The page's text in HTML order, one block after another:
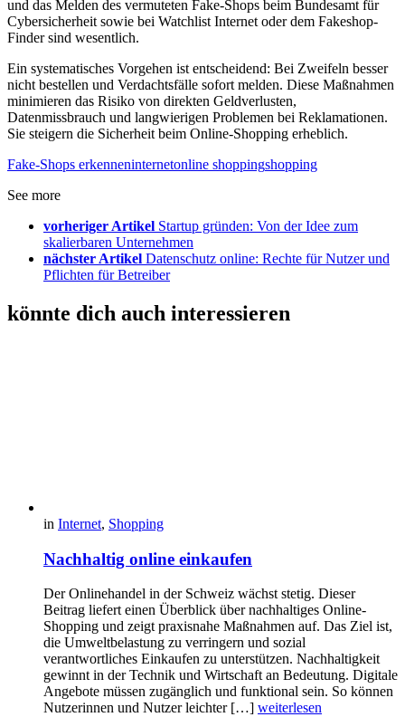
und das Melden des vermuteten Fake-Shops beim Bundesamt für
Cybersicherheit sowie bei Watchlist Internet oder dem Fakeshop-
Finder sind wesentlich.
Ein systematisches Vorgehen ist entscheidend: Bei Zweifeln besser
nicht bestellen und Verdachtsfälle sofort melden. Diese Maßnahmen
minimieren das Risiko von direkten Geldverlusten,
Datenmissbrauch und langwierigen Problemen bei Reklamationen.
Sie steigern die Sicherheit beim Online-Shopping erheblich.
Fake-Shops erkenneninternetonline shoppingshopping
See more
vorheriger Artikel Startup gründen: Von der Idee zum
skalierbaren Unternehmen
nächster Artikel Datenschutz online: Rechte für Nutzer und
Pflichten für Betreiber
könnte dich auch interessieren
in Internet, Shopping
Nachhaltig online einkaufen
Der Onlinehandel in der Schweiz wächst stetig. Dieser
Beitrag liefert einen Überblick über nachhaltiges Online-
Shopping und zeigt praxisnahe Maßnahmen auf. Das Ziel ist,
die Umweltbelastung zu verringern und sozial
verantwortliches Einkaufen zu unterstützen. Nachhaltigkeit
gewinnt in der Technik und Wirtschaft an Bedeutung. Digitale
Angebote müssen zugänglich und funktional sein. So können
Nutzerinnen und Nutzer leichter […] weiterlesen